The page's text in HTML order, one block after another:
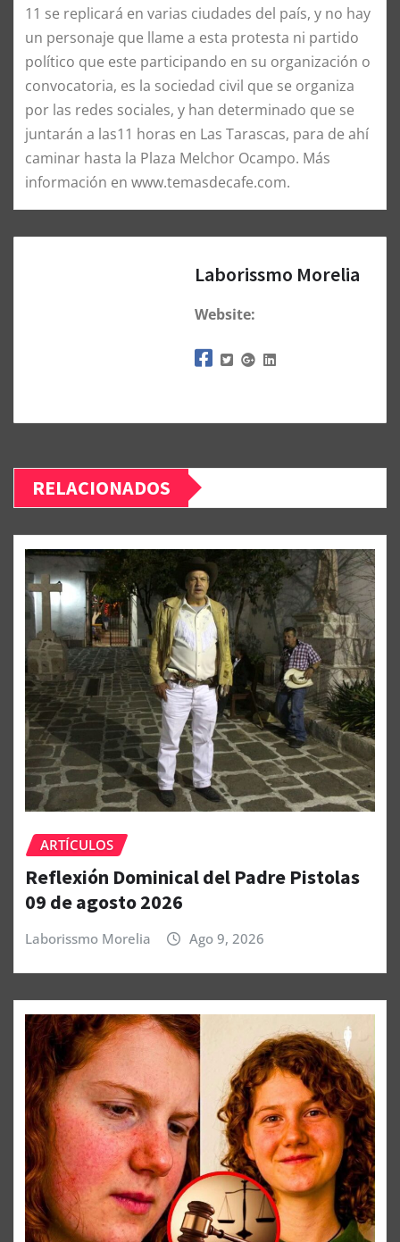
11 se replicará en varias ciudades del país, y no hay
un personaje que llame a esta protesta ni partido
político que este participando en su organización o
convocatoria, es la sociedad civil que se organiza
por las redes sociales, y han determinado que se
juntarán a las11 horas en Las Tarascas, para de ahí
caminar hasta la Plaza Melchor Ocampo. Más
información en www.temasdecafe.com.
Laborissmo Morelia
Website:
RELACIONADOS
ARTÍCULOS
Reflexión Dominical del Padre Pistolas
09 de agosto 2026
Laborissmo Morelia Ago 9, 2026